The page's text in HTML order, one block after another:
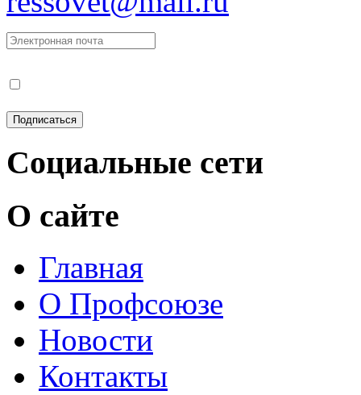
Социальные сети
О сайте
Главная
О Профсоюзе
Новости
Контакты